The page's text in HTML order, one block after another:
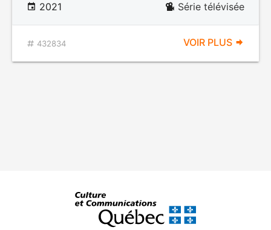
2021 Série télévisée
432834 VOIR PLUS